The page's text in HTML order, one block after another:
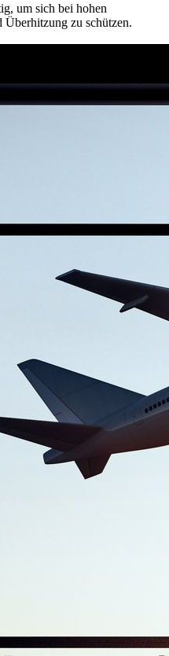
um sich bei hohen
Überhitzung zu schützen.